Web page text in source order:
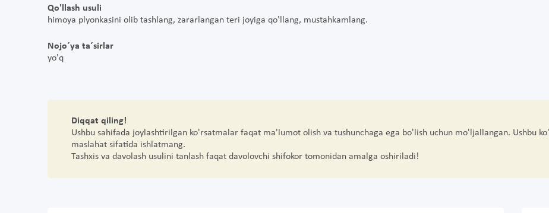
Qo'llash usuli
himoya plyonkasini olib tashlang, zararlangan teri joyiga qo'llang, mustahkamlang.
Nojo´ya ta´sirlar
yo'q
Diqqat qiling!
Ushbu sahifada joylashtirilgan ko'rsatmalar faqat ma'lumot olish va tushunchaga ega bo'lish uchun mo'ljallangan. Ushbu
maslahat sifatida ishlatmang.
Tashxis va davolash usulini tanlash faqat davolovchi shifokor tomonidan amalga oshiriladi!